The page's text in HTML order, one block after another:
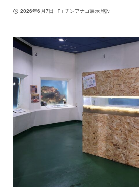
2026年6月7日 チンアナゴ展示施設